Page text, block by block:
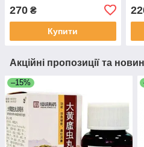
270 ₴
Купити
Акційні пропозиції та
–15%